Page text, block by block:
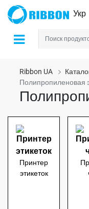
Укр
Ribbon UA
Полипропиленовая
Принтер
этикеток